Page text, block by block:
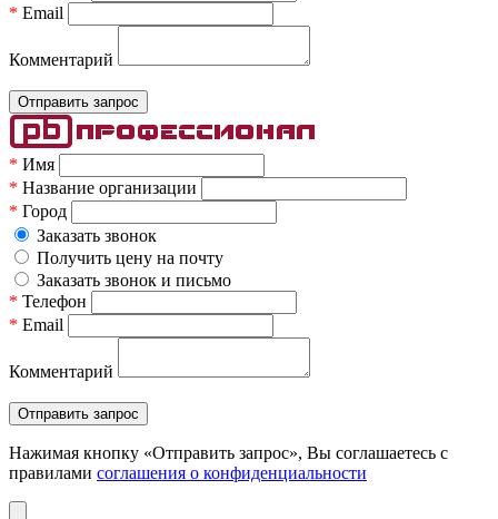
* Email
Комментарий
* Имя
* Название организации
* Город
Заказать звонок
Получить цену на почту
Заказать звонок и письмо
* Телефон
* Email
Комментарий
Нажимая кнопку «Отправить запрос», Вы соглашаетесь c
правилами соглашения о конфиденциальности